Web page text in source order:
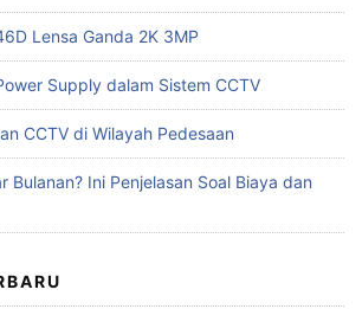
Lensa Ganda 2K 3MP
Supply dalam Sistem CCTV
CCTV di Wilayah Pedesaan
Bulanan? Ini Penjelasan Soal Biaya dan